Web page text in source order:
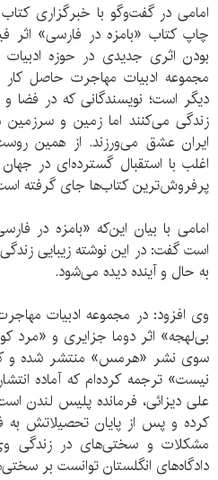
امامی در گفت‌وگو با خبرگزاری کتاب
چاپ کتاب «بامزه در فارسی» اثر
بودن اثری جدیدی در حوزه
مجموعه ادبیات مهاجرت حاصل کار
دیگر است؛ نویسندگانی که در
زندگی می‌کنند اما زمین و سرزمین
ایران عشق می‌ورزند. از همین
اغلب با استقبال گسترده‌ای در
پرفروش‌ترین کتاب‌ها جای گرفته
امامی با بیان این‌که «بامزه در
است گفت: در این نوشته زیبایی
به حال و آینده دیده می‌شود.
وی افزود: در مجموعه ادبیات
بی‌لهجه» اثر دوما جزایری و «مرد
سوی نشر «هرمس» منتشر شده و
نیست» ترجمه کرده‌ام که آماده
علی دیزائی، فرمانده پلیس لندن
کرده و پس از پایان تحصیلاتش به
مشکلات و سختی‌های در زندگی
دادگاه‌های انگلستان توانست بر